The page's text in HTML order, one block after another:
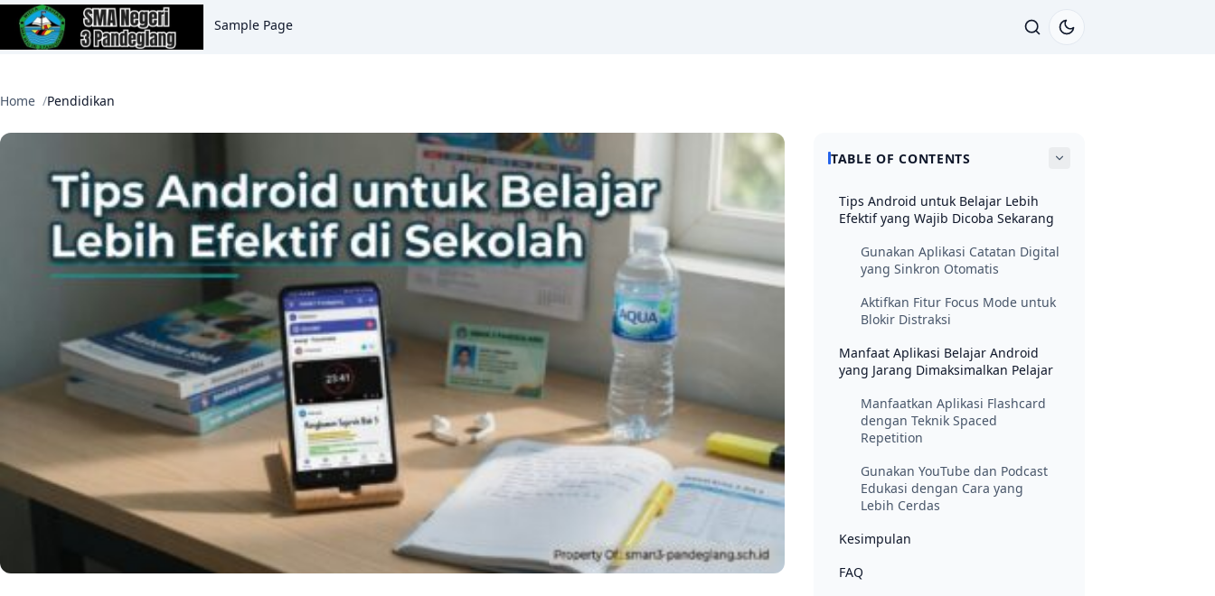
Sample Page
Home Pendidikan
TABLE OF CONTENTS
Tips Android untuk Belajar Lebih
Efektif yang Wajib Dicoba Sekarang
Gunakan Aplikasi Catatan Digital
yang Sinkron Otomatis
Aktifkan Fitur Focus Mode untuk
Blokir Distraksi
Manfaat Aplikasi Belajar Android
yang Jarang Dimaksimalkan Pelajar
Manfaatkan Aplikasi Flashcard
dengan Teknik Spaced
Repetition
Gunakan YouTube dan Podcast
Edukasi dengan Cara yang
Lebih Cerdas
Kesimpulan
FAQ